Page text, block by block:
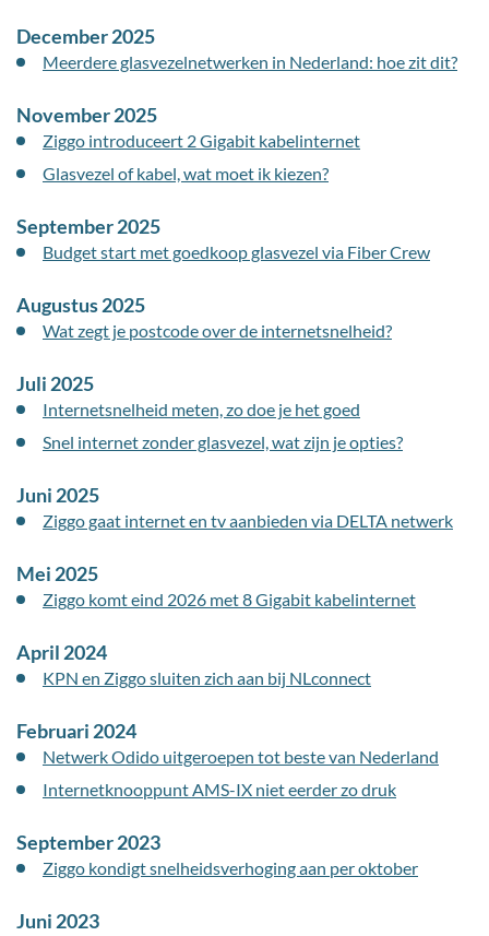
December 2025
Meerdere glasvezelnetwerken in Nederland: hoe zit dit?
November 2025
Ziggo introduceert 2 Gigabit kabelinternet
Glasvezel of kabel, wat moet ik kiezen?
September 2025
Budget start met goedkoop glasvezel via Fiber Crew
Augustus 2025
Wat zegt je postcode over de internetsnelheid?
Juli 2025
Internetsnelheid meten, zo doe je het goed
Snel internet zonder glasvezel, wat zijn je opties?
Juni 2025
Ziggo gaat internet en tv aanbieden via DELTA netwerk
Mei 2025
Ziggo komt eind 2026 met 8 Gigabit kabelinternet
April 2024
KPN en Ziggo sluiten zich aan bij NLconnect
Februari 2024
Netwerk Odido uitgeroepen tot beste van Nederland
Internetknooppunt AMS-IX niet eerder zo druk
September 2023
Ziggo kondigt snelheidsverhoging aan per oktober
Juni 2023